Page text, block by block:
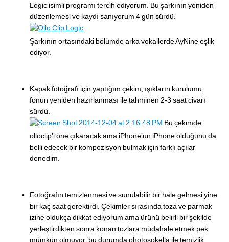
Logic isimli programı tercih ediyorum. Bu şarkının yeniden
düzenlemesi ve kaydı sanıyorum 4 gün sürdü.
Şarkının ortasındaki bölümde arka vokallerde AyNine eşlik
ediyor.
Kapak fotoğrafı için yaptığım çekim, ışıkların kurulumu,
fonun yeniden hazırlanması ile tahminen 2-3 saat civarı
sürdü.
Bu çekimde
olloclip’i öne çıkaracak ama iPhone’un iPhone olduğunu da
belli edecek bir kompozisyon bulmak için farklı açılar
denedim.
Fotoğrafın temizlenmesi ve sunulabilir bir hale gelmesi yine
bir kaç saat gerektirdi. Çekimler sırasında toza ve parmak
izine oldukça dikkat ediyorum ama ürünü belirli bir şekilde
yerleştirdikten sonra konan tozlara müdahale etmek pek
mümkün olmuyor, bu durumda photoşokella ile temizlik